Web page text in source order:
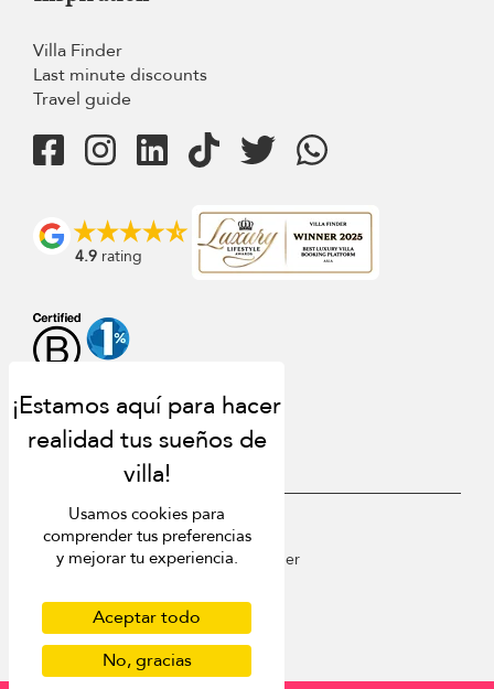
Villa Finder
Last minute discounts
Travel guide
4.9 rating
USD $ es Español
Copyright © 2026 St Barts Villa Finder
Privacy Policy
Cookies
Usamos cookies para
comprender tus preferencias
y mejorar tu experiencia.
Aceptar todo
No, gracias